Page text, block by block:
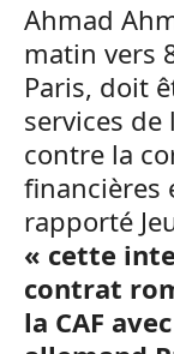
Ahmad
matin vers
Paris, doit
services de
contre la
financières
rapporté
« cette
contrat
la CAF